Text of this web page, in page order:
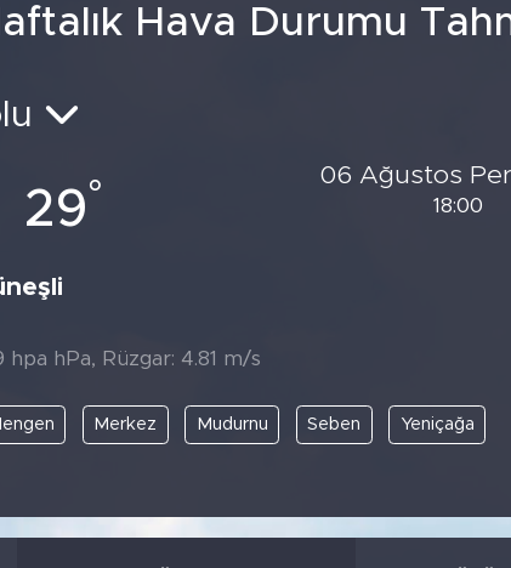
Hava Durumu
29°
06 Ağustos
18:00
hpa hPa, Rüzgar: 4.81 m/s
Merkez Mudurnu Seben Yeniçağa